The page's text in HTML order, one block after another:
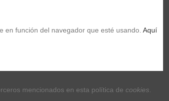
función del navegador que esté usando. Aquí
mencionados en esta política de cookies.